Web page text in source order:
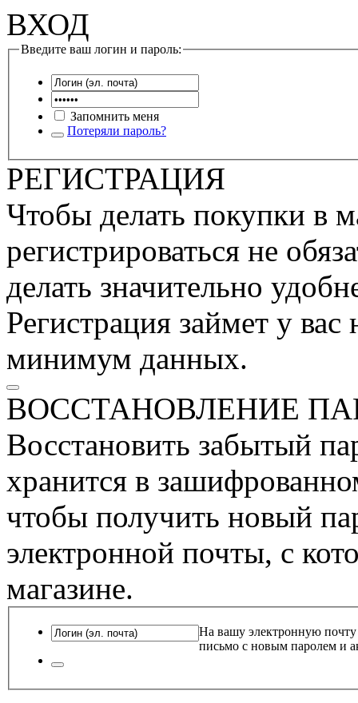
ВХОД
Введите ваш логин и пароль:
Запомнить меня
Потеряли пароль?
РЕГИСТРАЦИЯ
Чтобы делать покупки в
регистрироваться не
делать значительно
Регистрация займет у
минимум данных.
ВОССТАНОВЛЕНИЕ
Восстановить забытый
хранится в
чтобы получить новый
электронной почты, с
магазине.
На вашу электронную почту
письмо с новым паролем и